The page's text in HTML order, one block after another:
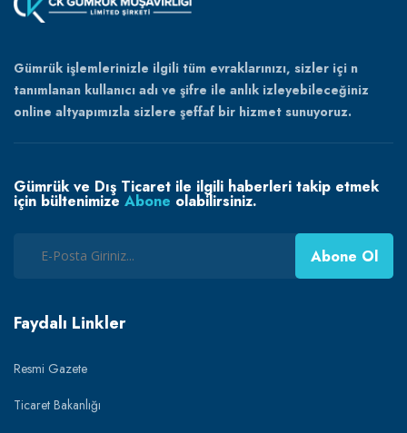
Gümrük işlemlerinizle ilgili tüm evraklarınızı, sizler içi n
tanımlanan kullanıcı adı ve şifre ile anlık izleyebileceğiniz
online altyapımızla sizlere şeffaf bir hizmet sunuyoruz.
Gümrük ve Dış Ticaret ile ilgili haberleri takip etmek
için bültenimize Abone olabilirsiniz.
Abone Ol
Faydalı Linkler
Resmi Gazete
Ticaret Bakanlığı